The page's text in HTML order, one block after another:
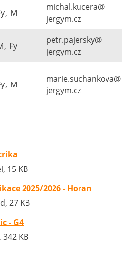
, M
michal.kucera@​
jergym.cz
, Fy
petr.pajersky@​
jergym.cz
, M
marie.suchankova@​
jergym.cz
15 KB
2025/2026 - Horan
27 KB
- G4
342 KB